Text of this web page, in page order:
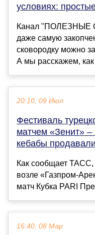
условиях:
Канал "ПОЛЕЗНЫЕ
даже самую
сковородку можно
А мы расскажем, как
20:10, 09 Июл
Фестиваль
матчем «Зенит»
кебабы
Как сообщает ТАСС,
возле «Газпром-
матч Кубка PARI
16:40, 08 Мар